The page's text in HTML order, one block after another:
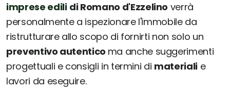
imprese edili di Romano d'Ezzelino verrà
personalmente a ispezionare l'immobile da
ristrutturare allo scopo di fornirti non solo un
preventivo autentico ma anche suggerimenti
progettuali e consigli in termini di materialie
lavori da eseguire.